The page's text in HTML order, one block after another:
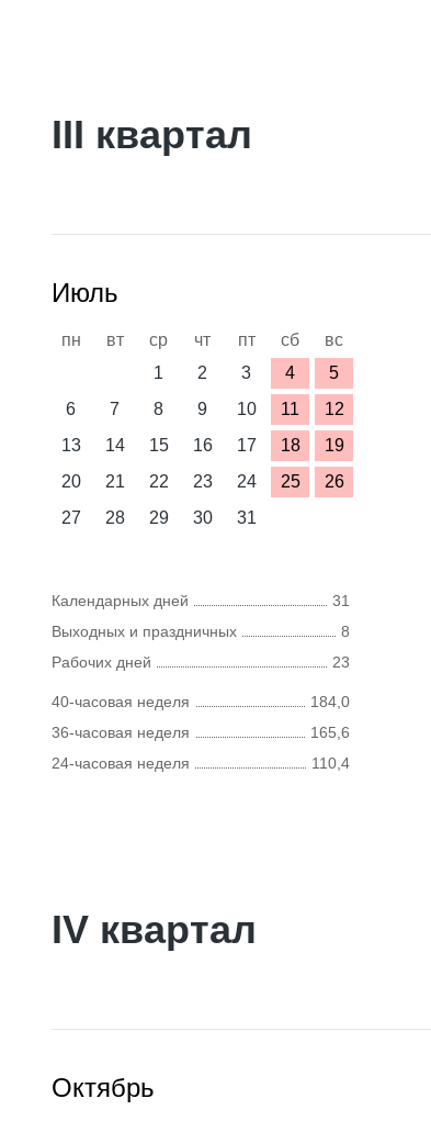
III квартал
Июль
пн вт ср чт пт сб
вс
1
2 3 4
5
6
7 8 9 10 11
12
13
14 15 16 17 18
19
20
21 22 23 24 25
26
27
28 29 30 31
Календарных дней
31
Выходных и праздничных
8
Рабочих дней
23
40-часовая неделя
184,0
36-часовая неделя
165,6
24-часовая неделя
110,4
IV квартал
Октябрь